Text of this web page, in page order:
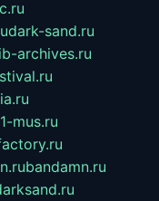
dark-sand.ru
archives.ru
1-mus.ru
bandamn.ru